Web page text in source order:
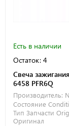
Есть в наличии
Остаток: 4
Свеча
6458 PFR6Q
Производитель:
Состояние
Тип Запчасти
Оригинал